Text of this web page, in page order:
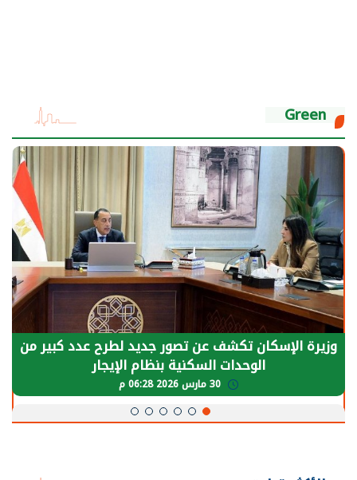
Green
الرئيس السيسي: توقف الأنشطة في قطاع الطاقة
يحتاج إلى سنوات لعودة معدلات الإنتاج الطبيعية